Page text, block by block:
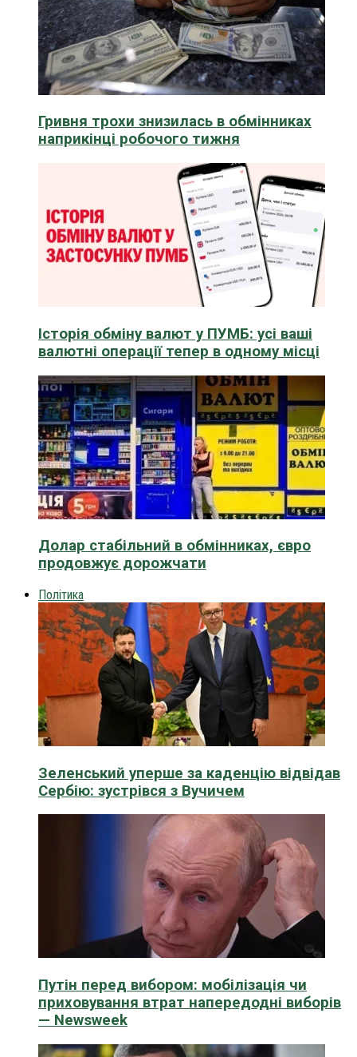
Гривня трохи знизилась в обмінниках
наприкінці робочого тижня
Історія обміну валют у ПУМБ: усі ваші
валютні операції тепер в одному місці
Долар стабільний в обмінниках, євро
продовжує дорожчати
Політика
Зеленський уперше за каденцію відвідав
Сербію: зустрівся з Вучичем
Путін перед вибором: мобілізація чи
приховування втрат напередодні виборів
— Newsweek